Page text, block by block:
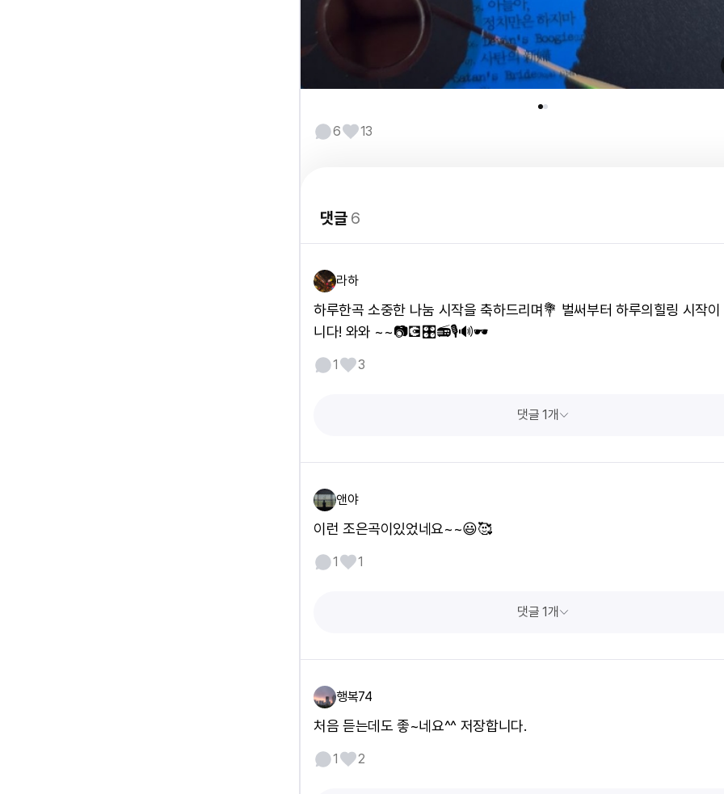
6 13
댓글6
라하
하루한곡 소중한 나눔 시작을 축하드리며💐 벌써부터 하루의힐링 시작
니다! 와와 ~~📷💽🎛📻🎙🔊🕶
1 3
댓글 1개
앤야
이런 조은곡이있었네요~~😃🥰
1 1
댓글 1개
행복74
처음 듣는데도 좋~네요^^ 저장합니다.
1 2